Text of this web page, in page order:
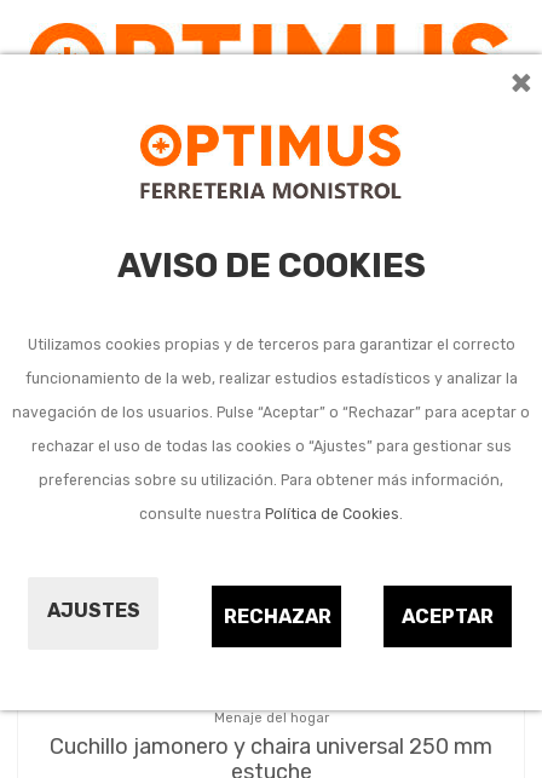
×
AVISO DE COOKIES
Utilizamos cookies propias y de terceros para garantizar el correcto
funcionamiento de la web, realizar estudios estadísticos y analizar la
navegación de los usuarios. Pulse “Aceptar” o “Rechazar” para aceptar o
rechazar el uso de todas las cookies o “Ajustes” para gestionar sus
preferencias sobre su utilización. Para obtener más información,
consulte nuestra Política de Cookies.
AJUSTES ACEPTAR
RECHAZAR
Cuchillos jamoneros
Ordenar por:
Menaje del hogar
Cuchillo jamonero y chaira universal 250 mm
estuche